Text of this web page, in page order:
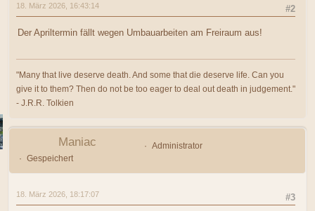
#2
18. März 2026, 16:43:14
Der Apriltermin fällt wegen Umbauarbeiten am Freiraum aus!
"Many that live deserve death. And some that die deserve life. Can you
give it to them? Then do not be too eager to deal out death in judgement."
- J.R.R. Tolkien
Maniac
Administrator
Gespeichert
#3
18. März 2026, 18:17:07